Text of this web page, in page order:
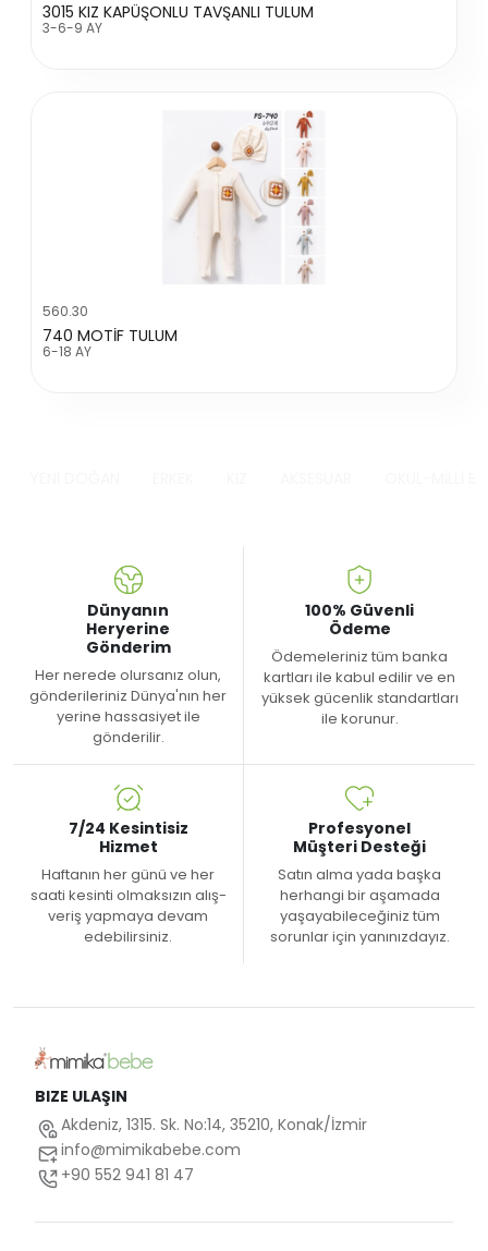
3015 KIZ KAPÜŞONLU TAVŞANLI TULUM
3-6-9 AY
560.30
740 MOTİF TULUM
6-18 AY
Dünyanın
Heryerine
Gönderim
Her nerede olursanız olun,
gönderileriniz Dünya'nın her
yerine hassasiyet ile
gönderilir.
100% Güvenli
Ödeme
Ödemeleriniz tüm banka
kartları ile kabul edilir ve en
yüksek gücenlik standartları
ile korunur.
7/24 Kesintisiz
Hizmet
Haftanın her günü ve her
saati kesinti olmaksızın alış-
veriş yapmaya devam
edebilirsiniz.
Profesyonel
Müşteri Desteği
Satın alma yada başka
herhangi bir aşamada
yaşayabileceğiniz tüm
sorunlar için yanınızdayız.
BIZE ULAŞIN
Akdeniz, 1315. Sk. No:14, 35210, Konak/İzmir
info@mimikabebe.com
+90 552 941 81 47